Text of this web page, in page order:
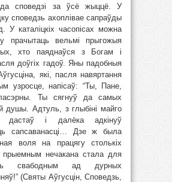
да споведзі за ўсё жыццё. У
споведзь ахоплівае сапраўды
У каталіцкіх часопісах можна
прачытаць вельмі прыгожыя
хто паяднаўся з Богам і
доўгіх гадоў. Яны падобныя
які, пасля навяртання
узросце, напісаў: “Ты, Пане,
Ты сягнуў да самых
душы. Адтуль, з глыбіні майго
і далёка адкінуў
сапсаванасці… Дзе ж была
воля на працягу столькіх
прыемным нечакана стала для
свабодным ад дурных
(Святы Аўгусцін, Споведзь,